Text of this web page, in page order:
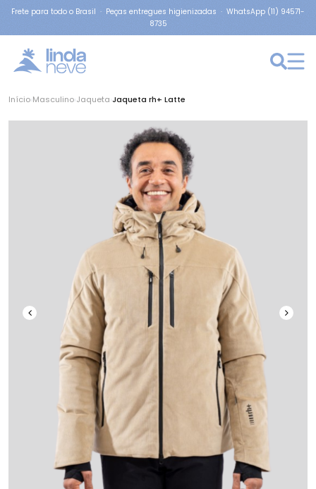
Frete para todo o Brasil · Peças entregues higienizadas · WhatsApp (11) 94571-
8735
Início Masculino Jaqueta Jaqueta rh+ Latte